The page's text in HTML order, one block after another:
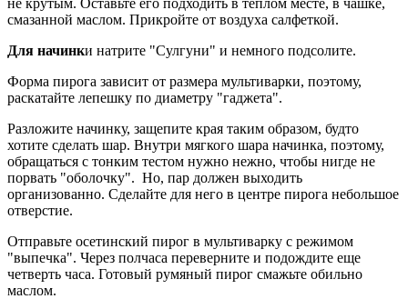
смазанной маслом. Прикройте от воздуха салфеткой.
Для начинки натрите "Сулгуни" и немного подсолите.
Форма пирога зависит от размера мультиварки, поэтому,
раскатайте лепешку по диаметру "гаджета".
Разложите начинку, защепите края таким образом, будто
хотите сделать шар. Внутри мягкого шара начинка, поэтому,
обращаться с тонким тестом нужно нежно, чтобы нигде не
порвать "оболочку". Но, пар должен выходить
организованно. Сделайте для него в центре пирога небольшое
отверстие.
Отправьте осетинский пирог в мультиварку с режимом
"выпечка". Через полчаса переверните и подождите еще
четверть часа. Готовый румяный пирог смажьте обильно
маслом.